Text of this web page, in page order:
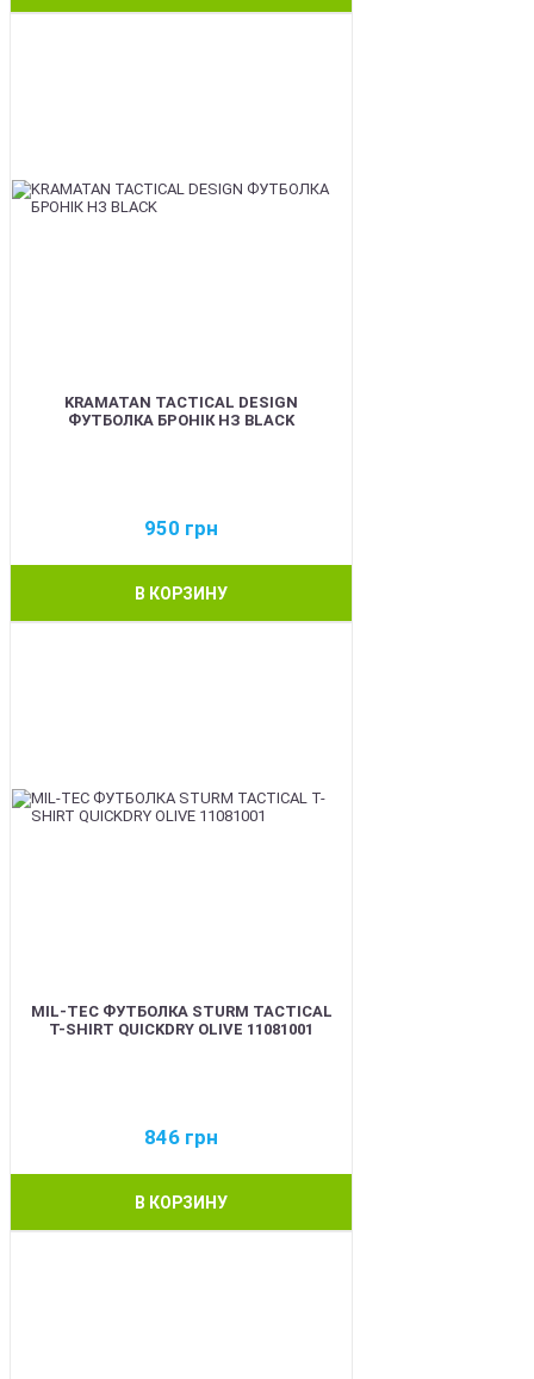
KRAMATAN TACTICAL DESIGN
ФУТБОЛКА БРОНІК НЗ BLACK
950 грн
В КОРЗИНУ
MIL-TEC ФУТБОЛКА STURM TACTICAL
T-SHIRT QUICKDRY OLIVE 11081001
846 грн
В КОРЗИНУ